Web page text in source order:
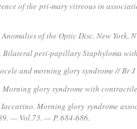
of the pri-mary vitreous in
of the Optic Disc. New York,
Bilateral peri-papillary Staphyloma
and morning glory syndrome //
Morning glory syndrome with
Iaccarino. Morning glory syndrome
— Vol.73. — P. 684-686.